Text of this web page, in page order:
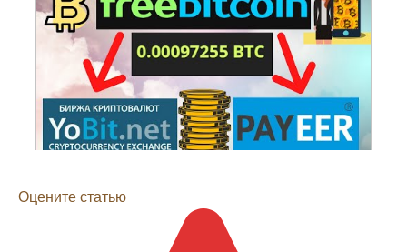
Оцените статью